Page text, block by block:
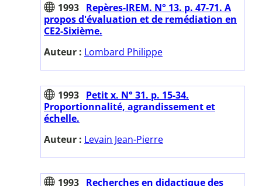
1993 Repères-IREM. N° 13. p. 47-71. A
propos d'évaluation et de remédiation en
CE2-Sixième.
Auteur : Lombard Philippe
1993 Petit x. N° 31. p. 15-34.
Proportionnalité, agrandissement et
échelle.
Auteur : Levain Jean-Pierre
1993 Recherches en didactique des